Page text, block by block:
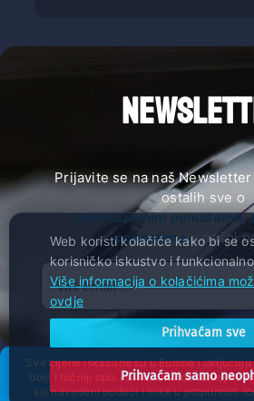
Prijavite se na naš
ostalih sve o
ekskluzivnim ponudama,
novostimau našoj
Sve cijene iskazane su u Eurima i uključuju
bolji i točniji opis i sliku. Unatoč tome, ne
svi navedeni podaci i slike u potpunosti
Web koristi kolačiće kako bi se
korisničko iskustvo i
Više informacija o kolačićima
ovdje
Prihvaćam sve
Prihvaćam samo